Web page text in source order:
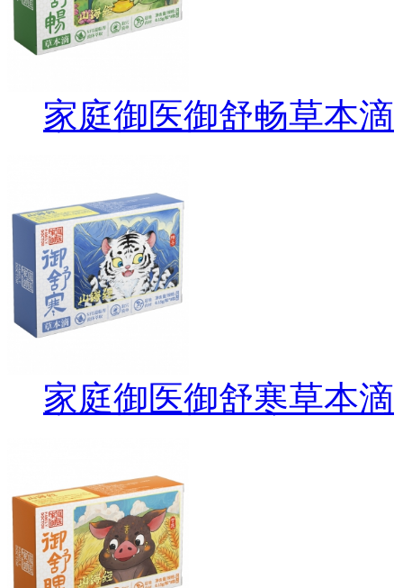
家庭御医御舒畅草本滴
家庭御医御舒寒草本滴